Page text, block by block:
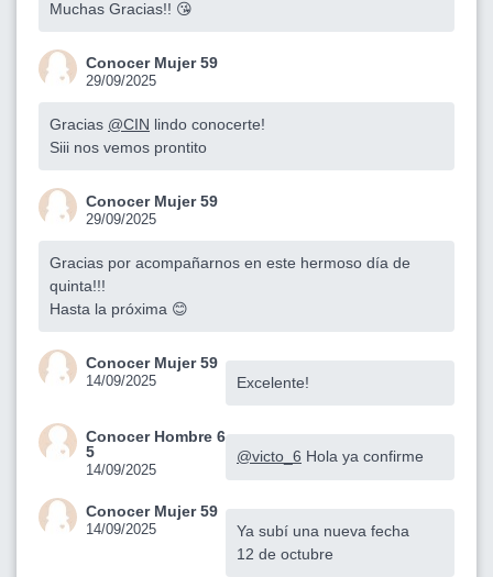
Muchas Gracias!! 😘
Conocer Mujer 59
29/09/2025
Gracias @CIN lindo conocerte!
Siii nos vemos prontito
Conocer Mujer 59
29/09/2025
Gracias por acompañarnos en este hermoso día de
quinta!!!
Hasta la próxima 😊
Conocer Mujer 59
14/09/2025 Excelente!
Conocer Hombre 6
5
14/09/2025
@victo_6 Hola ya confirme
Conocer Mujer 59
14/09/2025
Ya subí una nueva fecha
12 de octubre